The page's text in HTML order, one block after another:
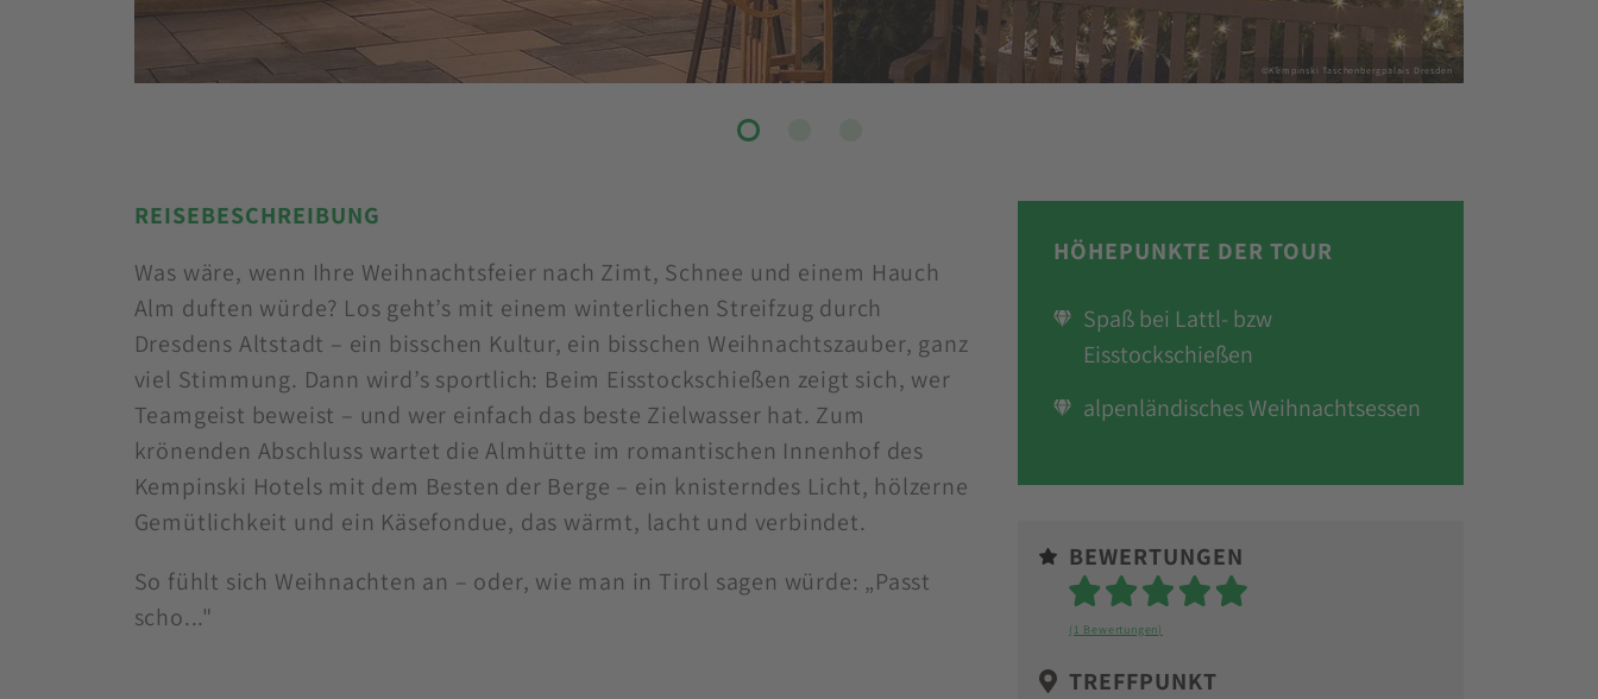
©Sylvio Dittrich
REISEBESCHREIBUNG
Was wäre, wenn Ihre Weihnachtsfeier nach Zimt, Schnee und einem Hauch
Alm duften würde? Los geht’s mit einem winterlichen Streifzug durch
Dresdens Altstadt – ein bisschen Kultur, ein bisschen Weihnachtszauber, ganz
viel Stimmung. Dann wird’s sportlich: Beim Eisstockschießen zeigt sich, wer
Teamgeist beweist – und wer einfach das beste Zielwasser hat. Zum
krönenden Abschluss wartet die Almhütte im romantischen Innenhof des
Kempinski Hotels mit dem Besten der Berge – ein knisterndes Licht, hölzerne
Gemütlichkeit und ein Käsefondue, das wärmt, lacht und verbindet.
So fühlt sich Weihnachten an – oder, wie man in Tirol sagen würde: „Passt
scho..."
HÖHEPUNKTE DER TOUR
Spaß bei Lattl- bzw
Eisstockschießen
alpenländisches Weihnachtsessen
BEWERTUNGEN
Sterne
(1 Bewertungen)
TREFFPUNKT